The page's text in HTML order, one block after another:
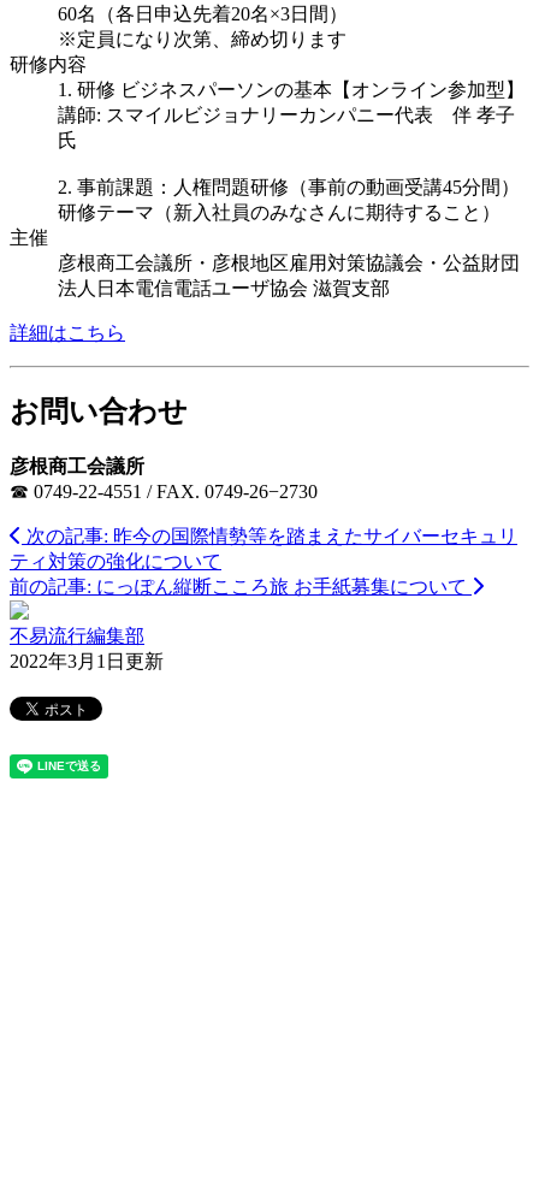
60名（各日申込先着20名×3日間）
※定員になり次第、締め切ります
研修内容
1. 研修 ビジネスパーソンの基本【オンライン参加型】
講師: スマイルビジョナリーカンパニー代表 伴 孝子
氏
2. 事前課題：人権問題研修（事前の動画受講45分間）
研修テーマ（新入社員のみなさんに期待すること）
主催
彦根商工会議所・彦根地区雇用対策協議会・公益財団
法人日本電信電話ユーザ協会 滋賀支部
詳細はこちら
お問い合わせ
彦根商工会議所
☎ 0749-22-4551 / FAX. 0749-26−2730
次の記事: 昨今の国際情勢等を踏まえたサイバーセキュリ
ティ対策の強化について
前の記事: にっぽん縦断こころ旅 お手紙募集について
不易流行編集部
2022年3月1日更新